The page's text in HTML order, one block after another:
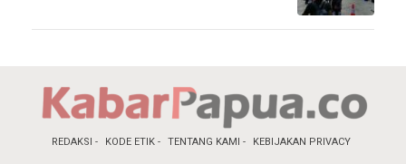
REDAKSI KODE ETIK TENTANG KAMI KEBIJAKAN PRIVACY